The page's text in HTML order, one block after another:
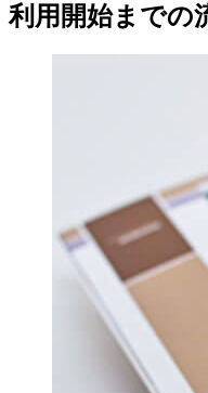
利用開始までの